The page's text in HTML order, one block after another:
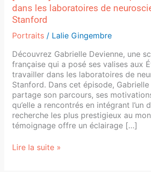
dans les laboratoires de
Stanford
Portraits/ Lalie Gingembre
Découvrez Gabrielle Devienne, une
française qui a posé ses valises aux
travailler dans les laboratoires de
Stanford. Dans cet épisode, Gabrielle
partage son parcours, ses
qu’elle a rencontrés en intégrant l’un
recherche les plus prestigieux au
témoignage offre un éclairage […]
Lire la suite »